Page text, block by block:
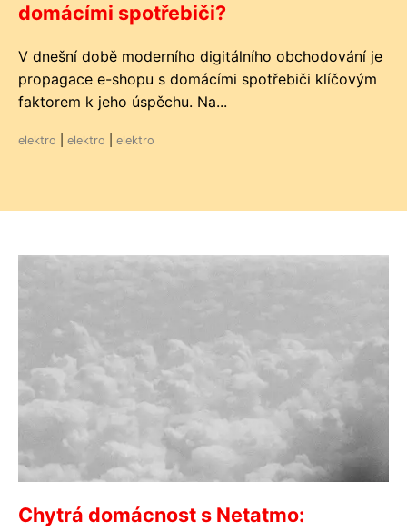
domácími spotřebiči?
V dnešní době moderního digitálního obchodování je
propagace e-shopu s domácími spotřebiči klíčovým
faktorem k jeho úspěchu. Na...
elektro elektro elektro
Chytrá domácnost s Netatmo: